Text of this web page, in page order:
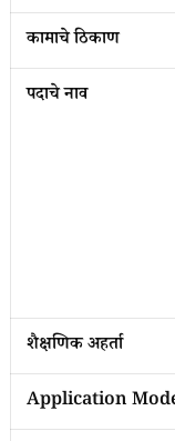
कामाचे ठिकाण
पदाचे नाव
शैक्षणिक अहर्ता
Application